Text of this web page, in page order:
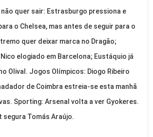
quer sair: Estrasburgo pressiona e
o Chelsea, mas antes de seguir para o
quer deixar marca no Dragão;
elogiado em Barcelona; Eustáquio já
Olival. Jogos Olímpicos: Diogo Ribeiro
de Coimbra estreia-se esta manhã
Sporting: Arsenal volta a ver Gyokeres.
segura Tomás Araújo.